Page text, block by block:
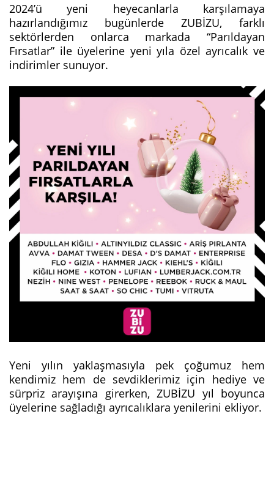
2024’ü yeni heyecanlarla karşılamaya
hazırlandığımız bugünlerde ZUBİZU, farklı
sektörlerden onlarca markada “Parıldayan
Fırsatlar” ile üyelerine yeni yıla özel ayrıcalık ve
indirimler sunuyor.
Yeni yılın yaklaşmasıyla pek çoğumuz hem
kendimiz hem de sevdiklerimiz için hediye ve
sürpriz arayışına girerken, ZUBİZU yıl boyunca
üyelerine sağladığı ayrıcalıklara yenilerini ekliyor.